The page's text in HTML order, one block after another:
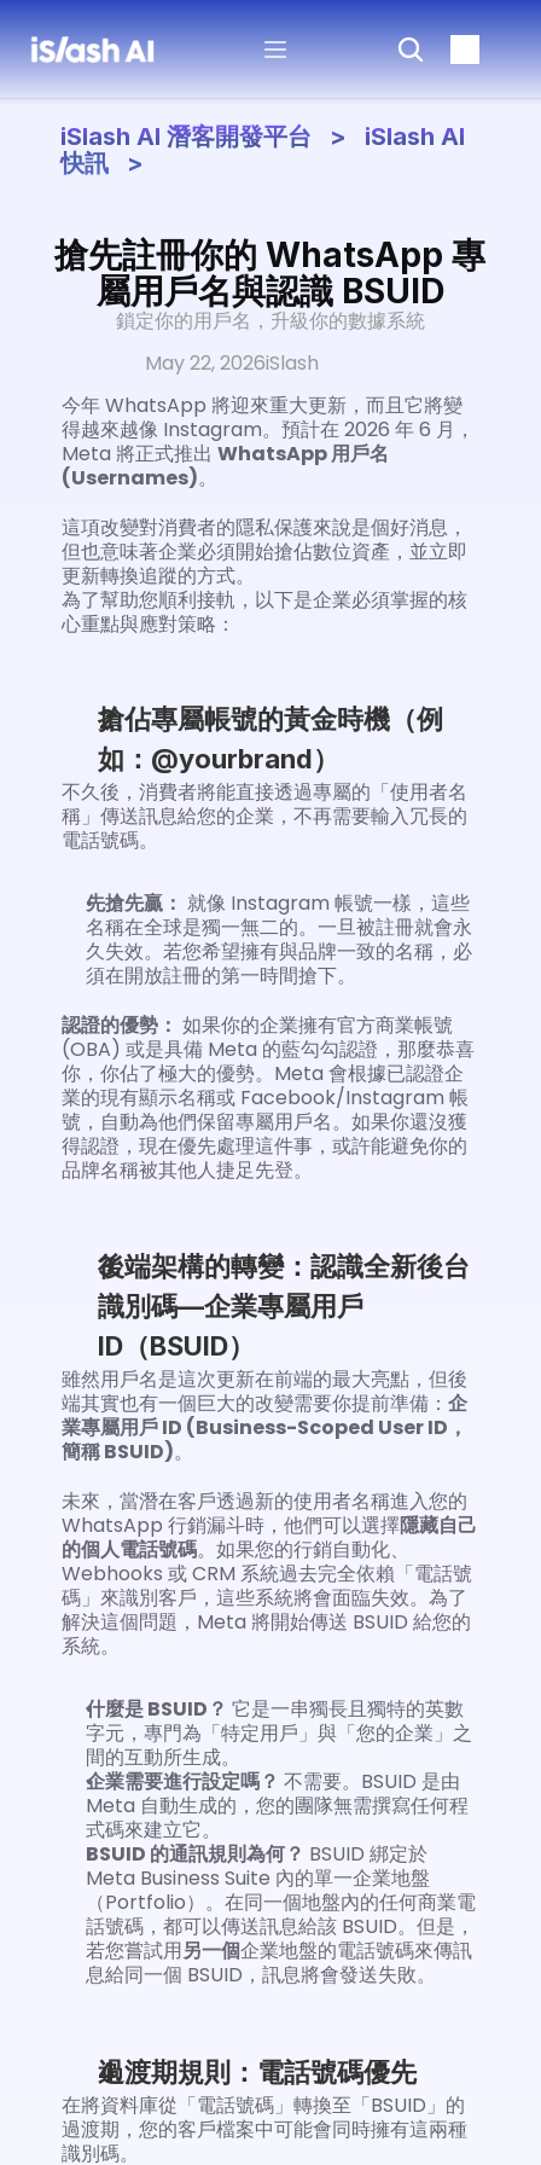
iSlash AI 潛客開發平台   >   iSlash AI
快訊   >
搶先註冊你的 WhatsApp 專
屬用戶名與認識 BSUID
鎖定你的用戶名，升級你的數據系統
May 22, 2026iSlash
今年 WhatsApp 將迎來重大更新，而且它將變
得越來越像 Instagram。預計在 2026 年 6 月，
Meta 將正式推出 WhatsApp 用戶名
(Usernames)。
這項改變對消費者的隱私保護來說是個好消息，
但也意味著企業必須開始搶佔數位資產，並立即
更新轉換追蹤的方式。
為了幫助您順利接軌，以下是企業必須掌握的核
心重點與應對策略：
搶佔專屬帳號的黃金時機（例
如：@yourbrand）
不久後，消費者將能直接透過專屬的「使用者名
稱」傳送訊息給您的企業，不再需要輸入冗長的
電話號碼。
先搶先贏： 就像 Instagram 帳號一樣，這些
名稱在全球是獨一無二的。一旦被註冊就會永
久失效。若您希望擁有與品牌一致的名稱，必
須在開放註冊的第一時間搶下。
認證的優勢： 如果你的企業擁有官方商業帳號
(OBA) 或是具備 Meta 的藍勾勾認證，那麼恭喜
你，你佔了極大的優勢。Meta 會根據已認證企
業的現有顯示名稱或 Facebook/Instagram 帳
號，自動為他們保留專屬用戶名。如果你還沒獲
得認證，現在優先處理這件事，或許能避免你的
品牌名稱被其他人捷足先登。
後端架構的轉變：認識全新後台
識別碼—企業專屬用戶
ID（BSUID）
雖然用戶名是這次更新在前端的最大亮點，但後
端其實也有一個巨大的改變需要你提前準備： 企
業專屬用戶 ID (Business-Scoped User ID，
簡稱 BSUID)。
未來，當潛在客戶透過新的使用者名稱進入您的
WhatsApp 行銷漏斗時，他們可以選擇隱藏自己
的個人電話號碼。如果您的行銷自動化、
Webhooks 或 CRM 系統過去完全依賴「電話號
碼」來識別客戶，這些系統將會面臨失效。為了
解決這個問題，Meta 將開始傳送 BSUID 給您的
系統。
什麼是 BSUID？ 它是一串獨長且獨特的英數
字元，專門為「特定用戶」與「您的企業」之
間的互動所生成。
企業需要進行設定嗎？ 不需要。BSUID 是由
Meta 自動生成的，您的團隊無需撰寫任何程
式碼來建立它。
BSUID 的通訊規則為何？ BSUID 綁定於
Meta Business Suite 內的單一企業地盤
（Portfolio）。在同一個地盤內的任何商業電
話號碼，都可以傳送訊息給該 BSUID。但是，
若您嘗試用另一個企業地盤的電話號碼來傳訊
息給同一個 BSUID，訊息將會發送失敗。
過渡期規則：電話號碼優先
在將資料庫從「電話號碼」轉換至「BSUID」的
過渡期，您的客戶檔案中可能會同時擁有這兩種
識別碼。